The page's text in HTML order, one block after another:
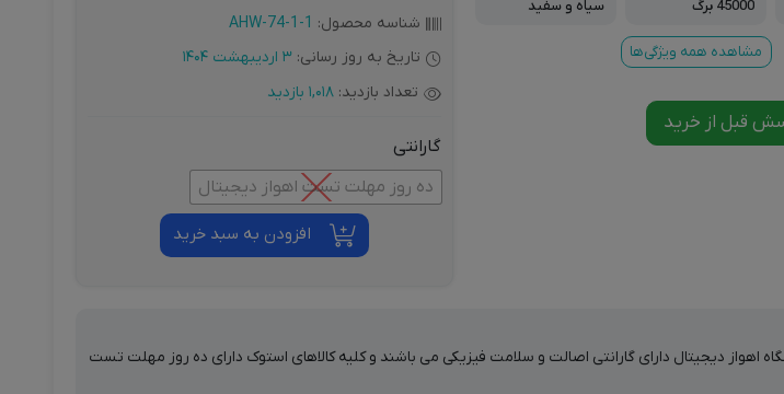
45000 برگ
سیاه و سفید
مشاهده همه ویژگی‌ها
قبل از خرید
شناسه محصول: AHW-74-1-1
تاریخ به روز رسانی: 3 اردیبهشت 1404
تعداد بازدید: 1,018 بازدید
گارانتی
ده روز مهلت تست اهواز دیجیتال
افزودن به سبد خرید
اهواز دیجیتال دارای گارانتی اصالت و سلامت فیزیکی می باشند و کلیه کالاهای استوک دارای ده روز مهلت تست